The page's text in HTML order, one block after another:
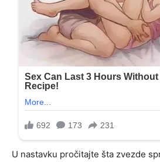
U nastavku pročitajte šta zvezde